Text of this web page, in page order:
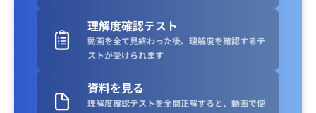
理解度確認テスト
動画を全て見終わった後、理解度を確認するテ
ストが受けられます
資料を見る
理解度確認テストを全問正解すると、動画で使